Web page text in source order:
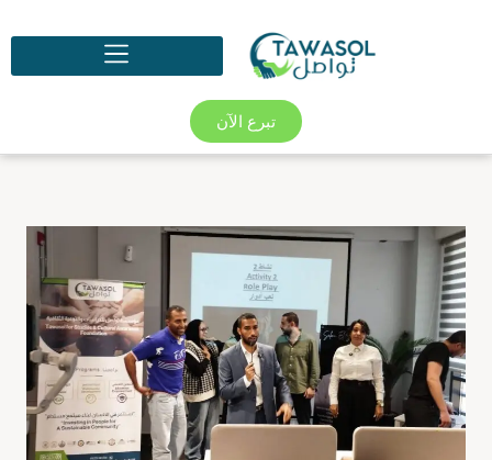
تبرع الآن